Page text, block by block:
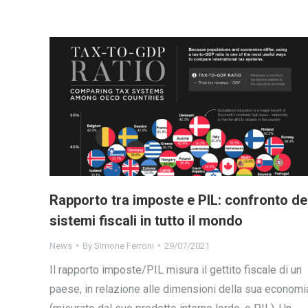
Rapporto tra imposte e PIL: confronto
sistemi fiscali in tutto il mondo
News By Simone Ferroni 29/07/2021
Il rapporto imposte/PIL misura il gettito fiscale di un
paese, in relazione alle dimensioni della sua